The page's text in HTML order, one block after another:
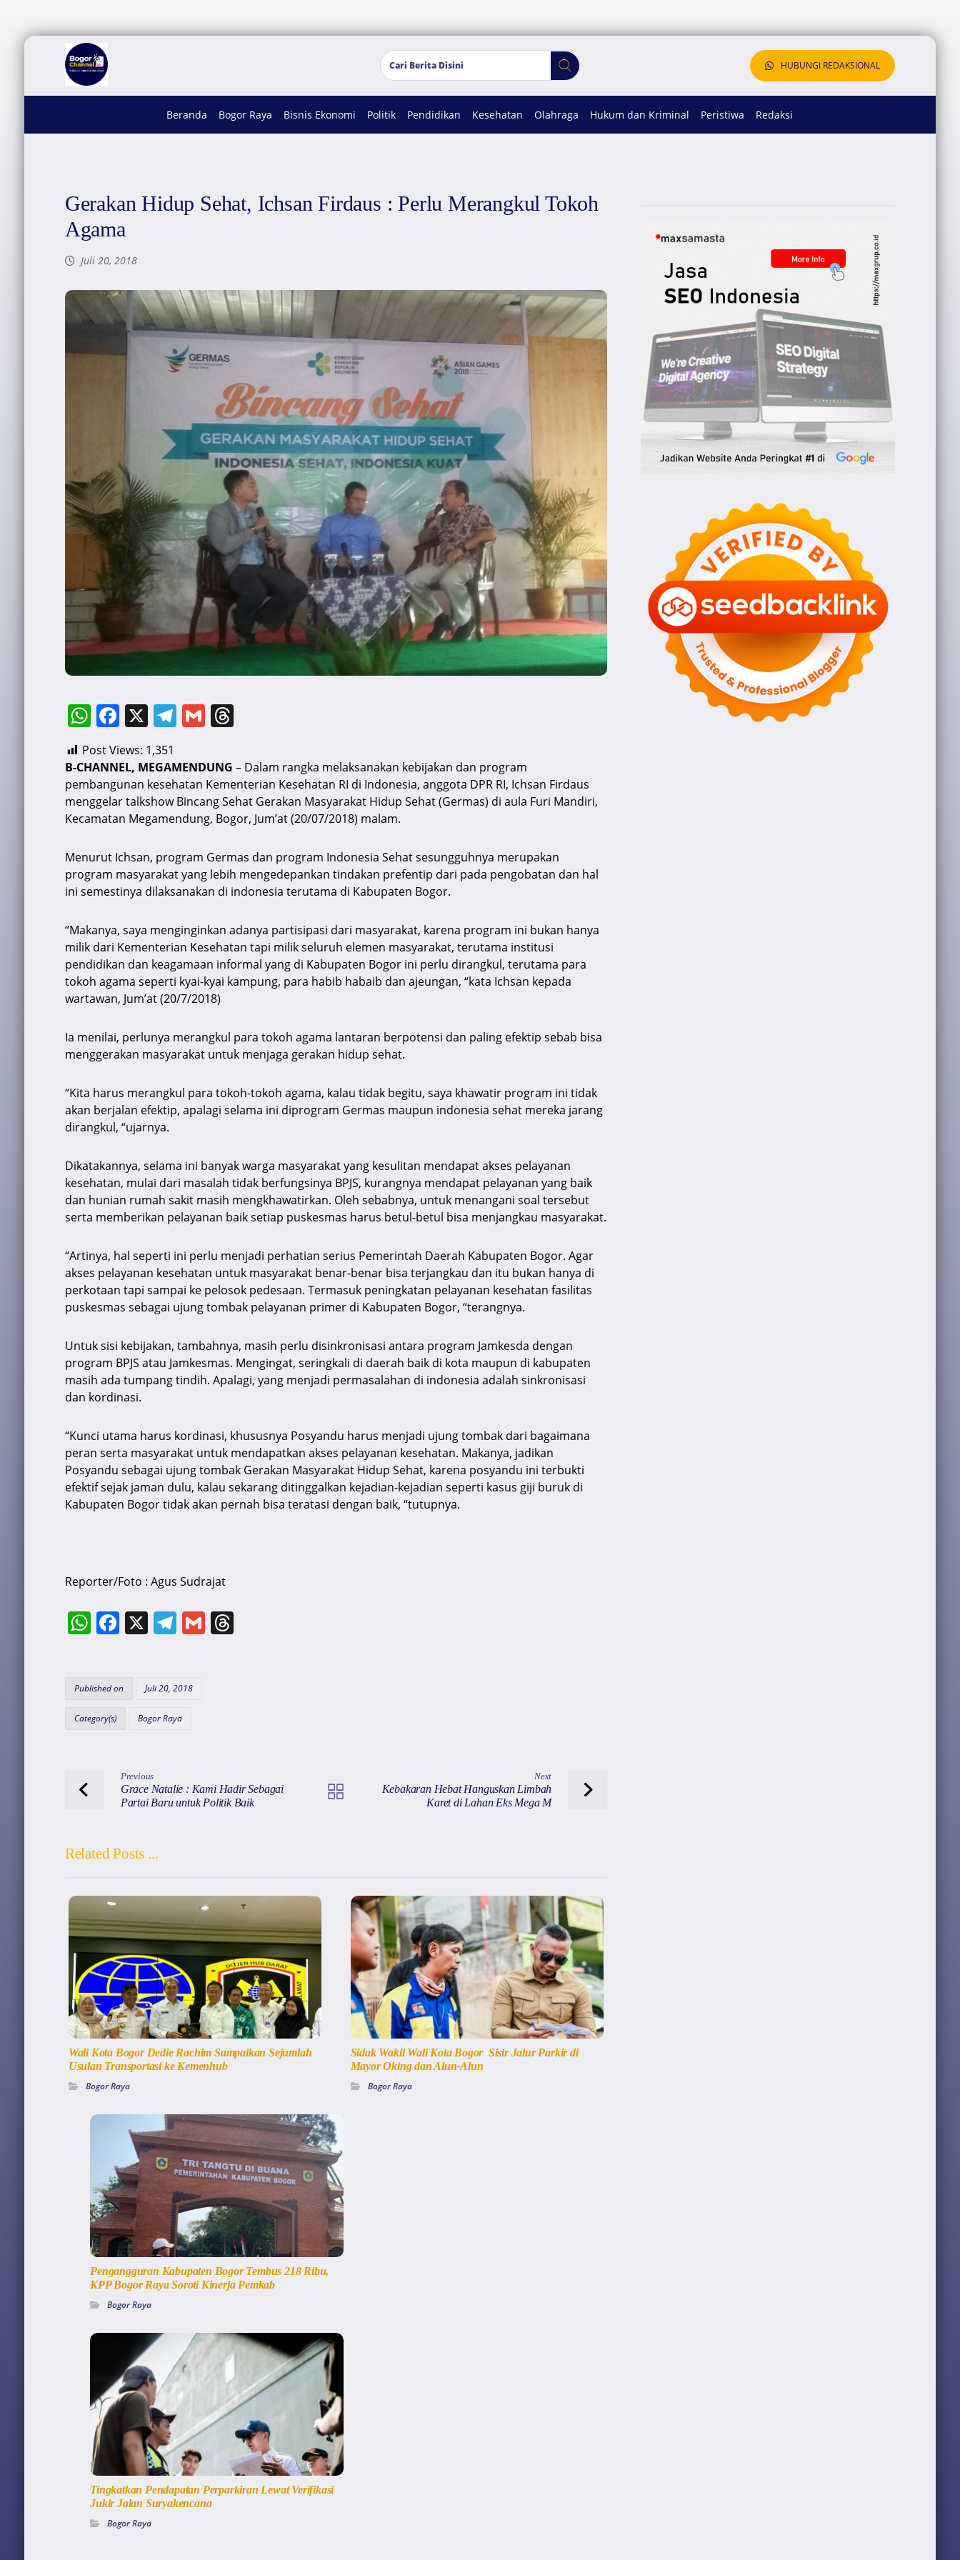
HUBUNGI REDAKSIONAL
Beranda Bogor Raya Bisnis Ekonomi Politik Pendidikan Kesehatan Olahraga Hukum dan Kriminal Peristiwa Redaksi
Gerakan Hidup Sehat, Ichsan Firdaus : Perlu Merangkul Tokoh
Agama
Juli 20, 2018
W
h
at
s
A
p
p
F
c
e
b
o
o
k
X T
e
gr
a
m
G
ai
l
T
e
a
d
s
Post Views: 1,351
B-CHANNEL, MEGAMENDUNG – Dalam rangka melaksanakan kebijakan dan program
pembangunan kesehatan Kementerian Kesehatan RI di Indonesia, anggota DPR RI, Ichsan Firdaus
menggelar talkshow Bincang Sehat Gerakan Masyarakat Hidup Sehat (Germas) di aula Furi Mandiri,
Kecamatan Megamendung, Bogor, Jum’at (20/07/2018) malam.
Menurut Ichsan, program Germas dan program Indonesia Sehat sesungguhnya merupakan
program masyarakat yang lebih mengedepankan tindakan prefentip dari pada pengobatan dan hal
ini semestinya dilaksanakan di indonesia terutama di Kabupaten Bogor.
“Makanya, saya menginginkan adanya partisipasi dari masyarakat, karena program ini bukan hanya
milik dari Kementerian Kesehatan tapi milik seluruh elemen masyarakat, terutama institusi
pendidikan dan keagamaan informal yang di Kabupaten Bogor ini perlu dirangkul, terutama para
tokoh agama seperti kyai-kyai kampung, para habib habaib dan ajeungan, “kata Ichsan kepada
wartawan, Jum’at (20/7/2018)
Ia menilai, perlunya merangkul para tokoh agama lantaran berpotensi dan paling efektip sebab bisa
menggerakan masyarakat untuk menjaga gerakan hidup sehat.
“Kita harus merangkul para tokoh-tokoh agama, kalau tidak begitu, saya khawatir program ini tidak
akan berjalan efektip, apalagi selama ini diprogram Germas maupun indonesia sehat mereka jarang
dirangkul, “ujarnya.
Dikatakannya, selama ini banyak warga masyarakat yang kesulitan mendapat akses pelayanan
kesehatan, mulai dari masalah tidak berfungsinya BPJS, kurangnya mendapat pelayanan yang baik
dan hunian rumah sakit masih mengkhawatirkan. Oleh sebabnya, untuk menangani soal tersebut
serta memberikan pelayanan baik setiap puskesmas harus betul-betul bisa menjangkau masyarakat.
“Artinya, hal seperti ini perlu menjadi perhatian serius Pemerintah Daerah Kabupaten Bogor. Agar
akses pelayanan kesehatan untuk masyarakat benar-benar bisa terjangkau dan itu bukan hanya di
perkotaan tapi sampai ke pelosok pedesaan. Termasuk peningkatan pelayanan kesehatan fasilitas
puskesmas sebagai ujung tombak pelayanan primer di Kabupaten Bogor, “terangnya.
Untuk sisi kebijakan, tambahnya, masih perlu disinkronisasi antara program Jamkesda dengan
program BPJS atau Jamkesmas. Mengingat, seringkali di daerah baik di kota maupun di kabupaten
masih ada tumpang tindih. Apalagi, yang menjadi permasalahan di indonesia adalah sinkronisasi
dan kordinasi.
“Kunci utama harus kordinasi, khususnya Posyandu harus menjadi ujung tombak dari bagaimana
peran serta masyarakat untuk mendapatkan akses pelayanan kesehatan. Makanya, jadikan
Posyandu sebagai ujung tombak Gerakan Masyarakat Hidup Sehat, karena posyandu ini terbukti
efektif sejak jaman dulu, kalau sekarang ditinggalkan kejadian-kejadian seperti kasus giji buruk di
Kabupaten Bogor tidak akan pernah bisa teratasi dengan baik, “tutupnya.
Reporter/Foto : Agus Sudrajat
W
s
A
F
e
k
X T
gr
a
G T
Published on Juli 20, 2018
Category(s) Bogor Raya
Previous
Grace Natalie : Kami Hadir Sebagai
Partai Baru untuk Politik Baik
Next
Kebakaran Hebat Hanguskan Limbah
Karet di Lahan Eks Mega M
Related Posts ...
Wali Kota Bogor Dedie Rachim Sampaikan Sejumlah
Usulan Transportasi ke Kemenhub
Bogor Raya
Sidak Wakil Wali Kota Bogor Sisir Jalur Parkir di
Mayor Oking dan Alun-Alun
Bogor Raya
Pengangguran Kabupaten Bogor Tembus 218 Ribu,
KPP Bogor Raya Soroti Kinerja Pemkab
Bogor Raya
Tingkatkan Pendapatan Perparkiran Lewat Verifikasi
Jukir Jalan Suryakencana
Bogor Raya